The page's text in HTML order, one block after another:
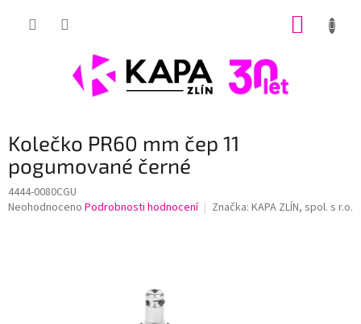
Kolečko PR60 mm čep 11
pogumované černé
4444-0080CGU
Průměrné
Neohodnoceno Podrobnosti hodnocení Značka: KAPA ZLÍN, spol. s r.o.